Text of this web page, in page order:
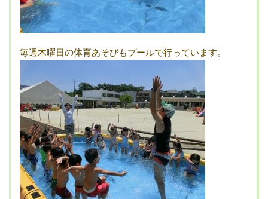
毎週木曜日の体育あそびもプールで行っています。